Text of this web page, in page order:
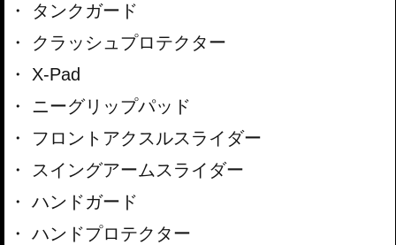
タンクガード
クラッシュプロテクター
X-Pad
ニーグリップパッド
フロントアクスルスライダー
スイングアームスライダー
ハンドガード
ハンドプロテクター